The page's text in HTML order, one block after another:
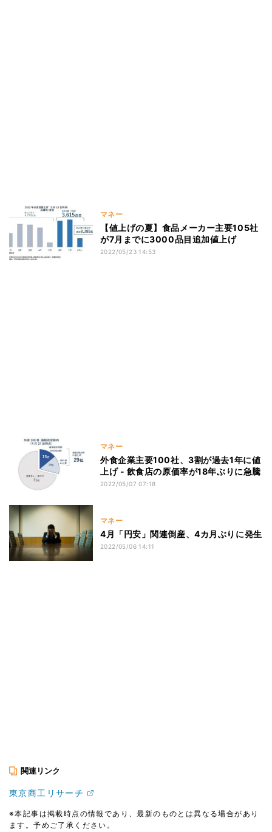
マネー
【値上げの夏】食品メーカー主要105社
が7月までに3000品目追加値上げ
2022/05/23 14:53
マネー
外食企業主要100社、3割が過去1年に値
上げ - 飲食店の原価率が18年ぶりに急騰
2022/05/07 07:18
マネー
4月「円安」関連倒産、4カ月ぶりに発生
2022/05/06 14:11
関連リンク
東京商工リサーチ
※本記事は掲載時点の情報であり、最新のものとは異なる場合があり
ます。予めご了承ください。